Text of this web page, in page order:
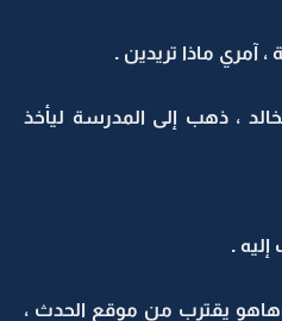
آمري ماذا تريدين .
، ذهب إلى المدرسة ليأخذ
.
يقترب من موقع الحدث ،